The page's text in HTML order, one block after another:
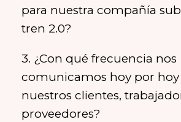
para nuestra compañía
tren 2.0?
3. ¿Con qué frecuencia nos
comunicamos hoy por
nuestros clientes,
proveedores?